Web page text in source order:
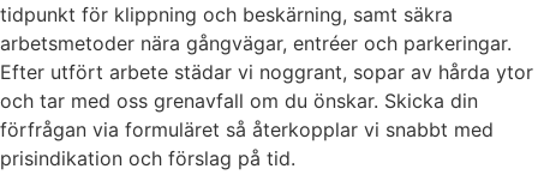
tidpunkt för klippning och beskärning, samt säkra
arbetsmetoder nära gångvägar, entréer och parkeringar.
Efter utfört arbete städar vi noggrant, sopar av hårda ytor
och tar med oss grenavfall om du önskar. Skicka din
förfrågan via formuläret så återkopplar vi snabbt med
prisindikation och förslag på tid.